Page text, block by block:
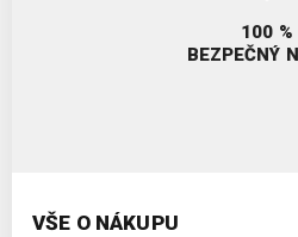
100 %
BEZPEČNÝ
VŠE O NÁKUPU